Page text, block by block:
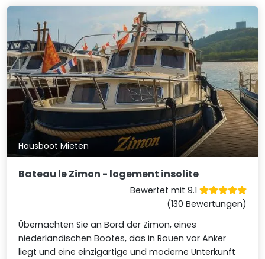
Hausboot Mieten
Bateau le Zimon - logement insolite
Bewertet mit 9.1
(130 Bewertungen)
Übernachten Sie an Bord der Zimon, eines
niederländischen Bootes, das in Rouen vor Anker
liegt und eine einzigartige und moderne Unterkunft